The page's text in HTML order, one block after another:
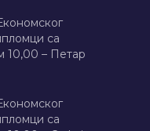
са
10,00 – Петар
са